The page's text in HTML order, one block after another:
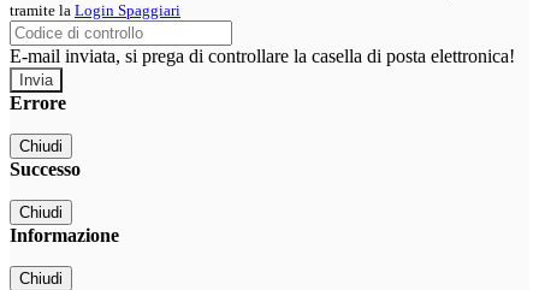
tramite la Login Spaggiari
E-mail inviata, si prega di controllare la casella di posta elettronica!
Errore
Chiudi
Successo
Chiudi
Informazione
Chiudi